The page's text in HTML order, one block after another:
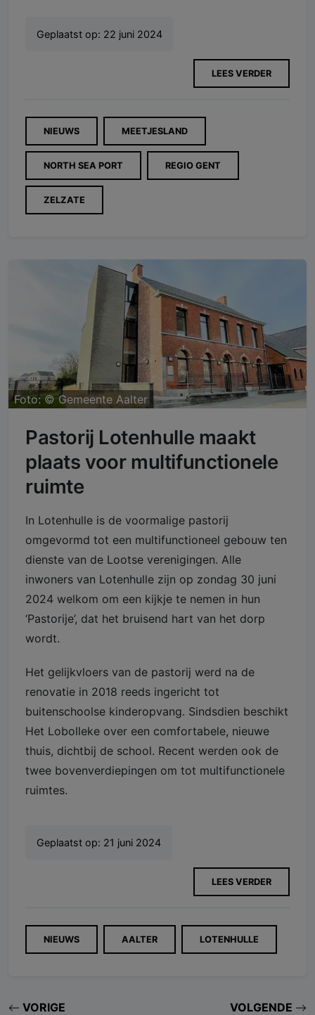
Geplaatst op: 22 juni 2024
LEES VERDER
NIEUWS MEETJESLAND
NORTH SEA PORT REGIO GENT
ZELZATE
Foto: ©Gemeente Aalter
Pastorij Lotenhulle maakt
plaats voor multifunctionele
ruimte
In Lotenhulle is de voormalige pastorij
omgevormd tot een multifunctioneel gebouw ten
dienste van de Lootse verenigingen. Alle
inwoners van Lotenhulle zijn op zondag 30 juni
2024 welkom om een kijkje te nemen in hun
‘Pastorije’, dat het bruisend hart van het dorp
wordt.
Het gelijkvloers van de pastorij werd na de
renovatie in 2018 reeds ingericht tot
buitenschoolse kinderopvang. Sindsdien beschikt
Het Lobolleke over een comfortabele, nieuwe
thuis, dichtbij de school. Recent werden ook de
twee bovenverdiepingen om tot multifunctionele
ruimtes.
Geplaatst op: 21 juni 2024
LEES VERDER
NIEUWS AALTER LOTENHULLE
VORIGE VOLGENDE